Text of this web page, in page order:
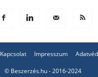
Kapcsolat Impresszum
© Beszerzés.hu - 2016-2024